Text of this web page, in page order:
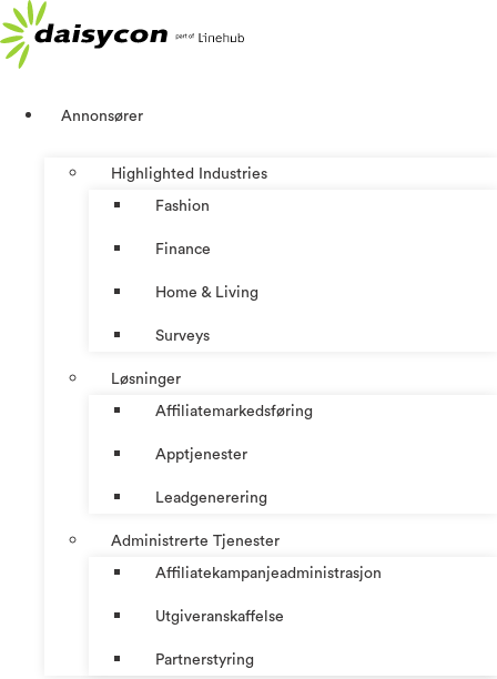
Skip
to
content
Annonsører
Highlighted Industries
Fashion
Finance
Home & Living
Surveys
Løsninger
Affiliatemarkedsføring
Apptjenester
Leadgenerering
Administrerte Tjenester
Affiliatekampanjeadministrasjon
Utgiveranskaffelse
Partnerstyring